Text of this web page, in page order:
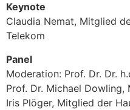
Keynote
Claudia Nemat, Mitglied
Telekom
Panel
Moderation: Prof. Dr. Dr.
Prof. Dr. Michael Dowling,
Iris Plöger, Mitglied der